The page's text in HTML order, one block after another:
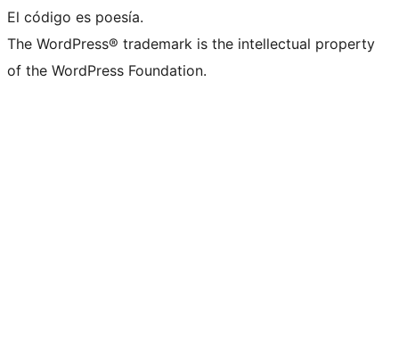
El código es poesía.
The WordPress® trademark is the intellectual property
of the WordPress Foundation.